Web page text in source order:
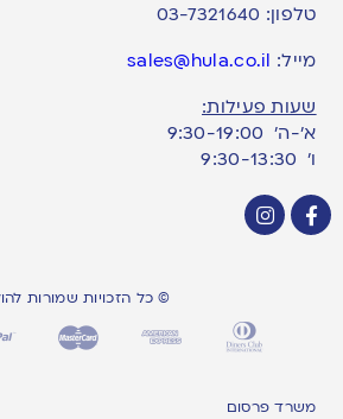
טלפון: 03-7321640
מייל: sales@hula.co.il
שעות פעילות:
א’-ה’ 9:30-19:00
ו׳ 9:30-13:30
© כל הזכויות שמורות
משרד פרסום